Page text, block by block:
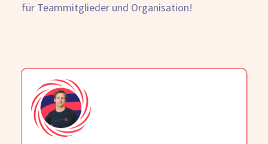
für Teammitglieder und Organisation!